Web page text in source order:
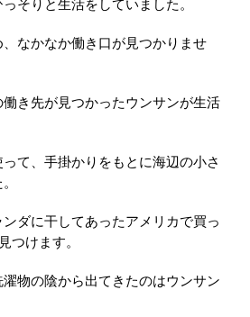
そりと生活をしていました。
なかなか働き口が見つかりませ
き先が見つかったウンサンが生活
て、手掛かりをもとに海辺の小さ
ダに干してあったアメリカで買っ
つけます。
物の陰から出てきたのはウンサン